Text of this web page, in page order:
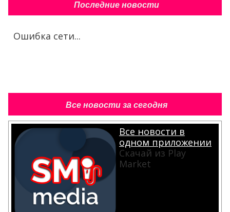
Последние новости
Ошибка сети...
Все новости за сегодня
Все новости в
одном приложении
Скачай из Play
Market